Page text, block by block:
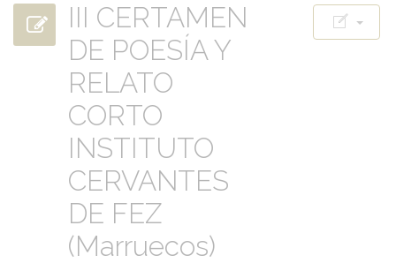
III CERTAMEN
DE POESÍA Y
RELATO
CORTO
INSTITUTO
CERVANTES
DE FEZ
(Marruecos)